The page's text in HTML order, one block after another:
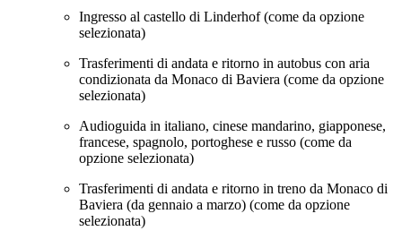
Ingresso al castello di Linderhof (come da opzione
selezionata)
Trasferimenti di andata e ritorno in autobus con aria
condizionata da Monaco di Baviera (come da opzione
selezionata)
Audioguida in italiano, cinese mandarino, giapponese,
francese, spagnolo, portoghese e russo (come da
opzione selezionata)
Trasferimenti di andata e ritorno in treno da Monaco di
Baviera (da gennaio a marzo) (come da opzione
selezionata)